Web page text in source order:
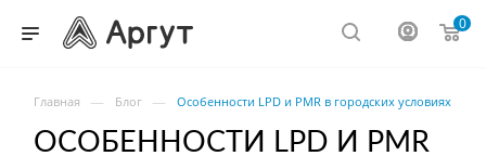
0
Главная — Блог — Особенности LPD и PMR в городских условиях
ОСОБЕННОСТИ LPD И PMR